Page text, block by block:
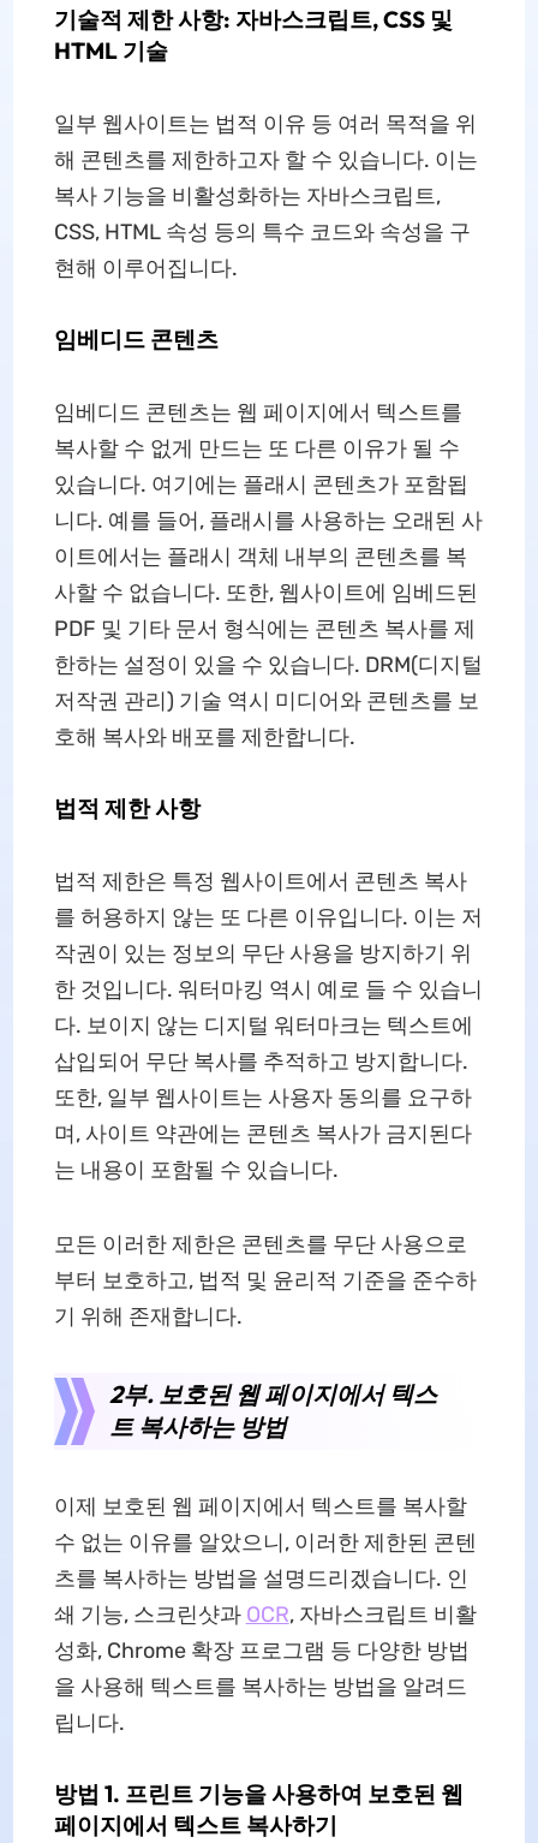
기술적 제한 사항: 자바스크립트, CSS 및
HTML 기술
일부 웹사이트는 법적 이유 등 여러 목적을 위
해 콘텐츠를 제한하고자 할 수 있습니다. 이는
복사 기능을 비활성화하는 자바스크립트,
CSS, HTML 속성 등의 특수 코드와 속성을 구
현해 이루어집니다.
임베디드 콘텐츠
임베디드 콘텐츠는 웹 페이지에서 텍스트를
복사할 수 없게 만드는 또 다른 이유가 될 수
있습니다. 여기에는 플래시 콘텐츠가 포함됩
니다. 예를 들어, 플래시를 사용하는 오래된 사
이트에서는 플래시 객체 내부의 콘텐츠를 복
사할 수 없습니다. 또한, 웹사이트에 임베드된
PDF 및 기타 문서 형식에는 콘텐츠 복사를 제
한하는 설정이 있을 수 있습니다. DRM(디지털
저작권 관리) 기술 역시 미디어와 콘텐츠를 보
호해 복사와 배포를 제한합니다.
법적 제한 사항
법적 제한은 특정 웹사이트에서 콘텐츠 복사
를 허용하지 않는 또 다른 이유입니다. 이는 저
작권이 있는 정보의 무단 사용을 방지하기 위
한 것입니다. 워터마킹 역시 예로 들 수 있습니
다. 보이지 않는 디지털 워터마크는 텍스트에
삽입되어 무단 복사를 추적하고 방지합니다.
또한, 일부 웹사이트는 사용자 동의를 요구하
며, 사이트 약관에는 콘텐츠 복사가 금지된다
는 내용이 포함될 수 있습니다.
모든 이러한 제한은 콘텐츠를 무단 사용으로
부터 보호하고, 법적 및 윤리적 기준을 준수하
기 위해 존재합니다.
2부. 보호된 웹 페이지에서 텍스
트 복사하는 방법
이제 보호된 웹 페이지에서 텍스트를 복사할
수 없는 이유를 알았으니, 이러한 제한된 콘텐
츠를 복사하는 방법을 설명드리겠습니다. 인
쇄 기능, 스크린샷과 OCR, 자바스크립트 비활
성화, Chrome 확장 프로그램 등 다양한 방법
을 사용해 텍스트를 복사하는 방법을 알려드
립니다.
방법 1. 프린트 기능을 사용하여 보호된 웹
페이지에서 텍스트 복사하기